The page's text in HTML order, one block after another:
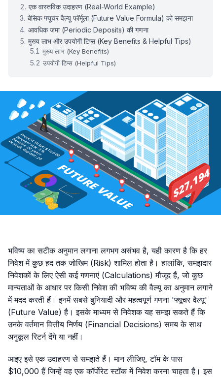
एक वास्तविक उदाहरण (Real-World Example)
बेसिक फ्यूचर वैल्यू फॉर्मूला (Future Value Formula) को समझना
आवधिक जमा (Periodic Deposits) की गणना
मुख्य लाभ और उपयोगी टिप्स (Key Benefits & Helpful Tips)
मुख्य लाभ (Key Benefits)
उपयोगी टिप्स (Helpful Tips)
भविष्य का सटीक अनुमान लगाना लगभग असंभव है, यही कारण है कि हर
निवेश में कुछ हद तक जोखिम (Risk) शामिल होता है। हालांकि, समझदार
निवेशकों के लिए ऐसी कई गणनाएं (Calculations) मौजूद हैं, जो कुछ
मान्यताओं के आधार पर किसी निवेश की भविष्य की वैल्यू का अनुमान लगाने
में मदद करती हैं। इनमें सबसे बुनियादी और महत्वपूर्ण गणना 'फ्यूचर वैल्यू'
(Future Value) है। इसके माध्यम से निवेशक यह समझ सकते हैं कि
उनके वर्तमान वित्तीय निर्णय (Financial Decisions) समय के साथ
अनुकूल रिटर्न देंगे या नहीं।
आइए इसे एक उदाहरण से समझते हैं। मान लीजिए, टॉम के पास
$10,000 हैं जिन्हें वह एक कॉर्पोरेट स्टॉक में निवेश करना चाहता है। इस